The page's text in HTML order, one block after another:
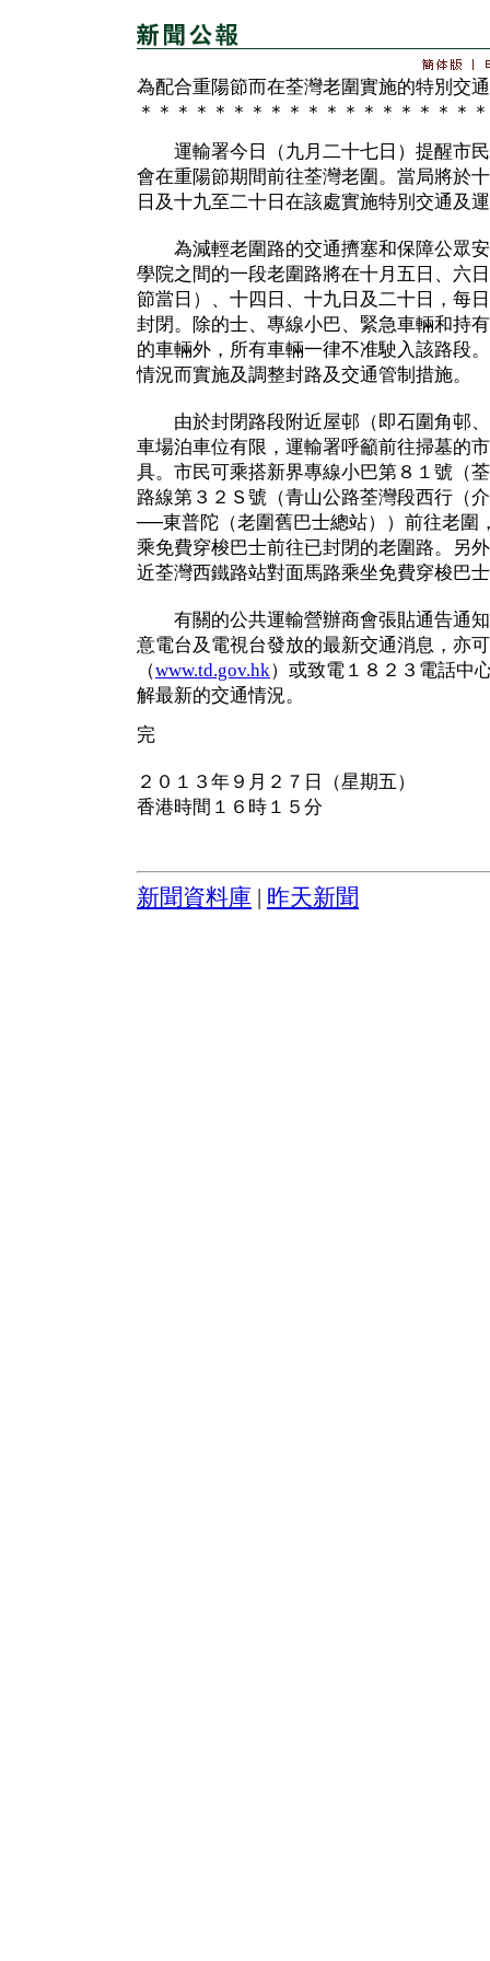
為配合重陽節而在荃灣老圍實施的特別交
＊＊＊＊＊＊＊＊＊＊＊＊＊＊＊＊＊＊
運輸署今日（九月二十七日）提醒市民
會在重陽節期間前往荃灣老圍。當局將於
日及十九至二十日在該處實施特別交通及
為減輕老圍路的交通擠塞和保障公眾安
學院之間的一段老圍路將在十月五日、六
節當日）、十四日、十九日及二十日，每
封閉。除的士、專線小巴、緊急車輛和持
的車輛外，所有車輛一律不准駛入該路段
情況而實施及調整封路及交通管制措施。
由於封閉路段附近屋邨（即石圍角邨、
車場泊車位有限，運輸署呼籲前往掃墓的
具。市民可乘搭新界專線小巴第８１號（
路線第３２Ｓ號（青山公路荃灣段西行（
──東普陀（老圍舊巴士總站））前往老圍
乘免費穿梭巴士前往已封閉的老圍路。另
近荃灣西鐵路站對面馬路乘坐免費穿梭巴
有關的公共運輸營辦商會張貼通告通知
意電台及電視台發放的最新交通消息，亦
（www.td.gov.hk）或致電１８２３電話中
解最新的交通情況。
完
２０１３年９月２７日（星期五）
香港時間１６時１５分
新聞資料庫 昨天新聞